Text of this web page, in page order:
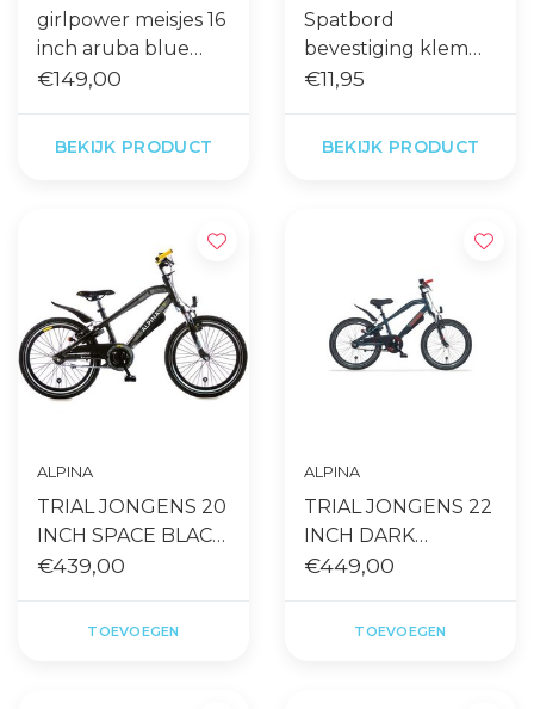
girlpower meisjes 16
inch aruba blue
gebruikt
€149,00
BEKIJK PRODUCT
Spatbord
bevestiging klem
€11,95
BEKIJK PRODUCT
ALPINA
TRIAL JONGENS 20
INCH SPACE BLACK
MATT
€439,00
TOEVOEGEN
ALPINA
TRIAL JONGENS 22
INCH DARK
PETROL
€449,00
TOEVOEGEN